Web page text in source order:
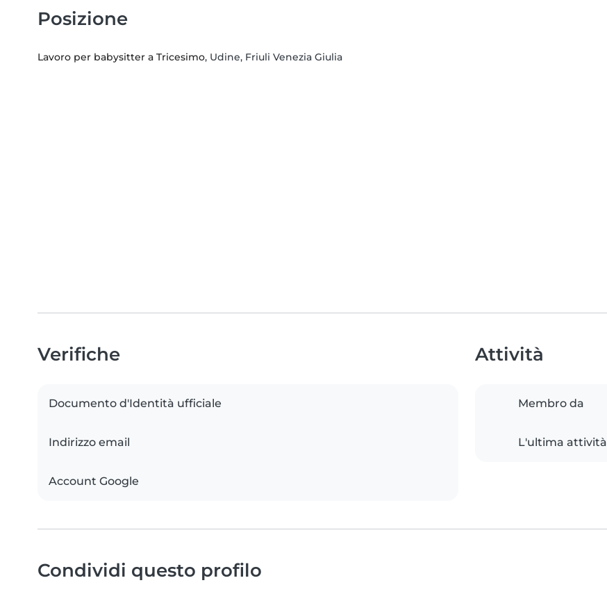
Posizione
Lavoro per babysitter a Tricesimo, Udine, Friuli Venezia Giulia
Verifiche
Documento d'Identità ufficiale
Indirizzo email
Account Google
Attività
Membro da
L'ultima attività
Condividi questo profilo